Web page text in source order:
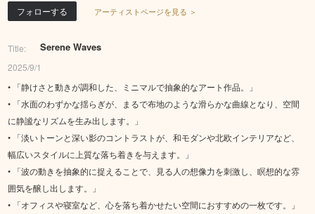
フォローする アーティストページを見る ＞
Title: Serene Waves
2025/9/1
• 「静けさと動きが調和した、ミニマルで抽象的なアート作品。」
• 「水面のわずかな揺らぎが、まるで布地のような滑らかな曲線となり、空間
に静謐なリズムを生み出します。」
• 「淡いトーンと深い影のコントラストが、和モダンや北欧インテリアなど、
幅広いスタイルに上質な落ち着きを与えます。」
• 「波の動きを抽象的に捉えることで、見る人の想像力を刺激し、瞑想的な雰
囲気を醸し出します。」
• 「オフィスや寝室など、心を落ち着かせたい空間におすすめの一枚です。」